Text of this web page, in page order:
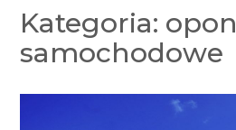
Kategoria:
samochodowe